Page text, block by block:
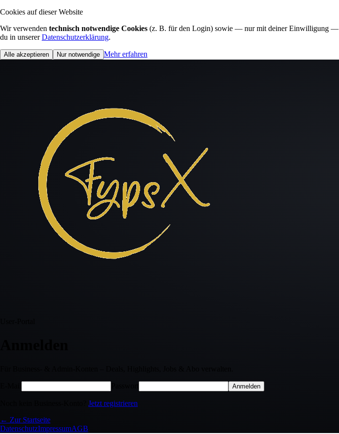
Cookies auf dieser Website
Wir verwenden technisch notwendige Cookies (z. B. für den Login) sowie — nur mit deiner Einwilligung —
du in unserer Datenschutzerklärung.
Alle akzeptieren Nur notwendige Mehr erfahren
Anmelden
Jetzt registrieren
← Zur Startseite
DatenschutzImpressumAGB